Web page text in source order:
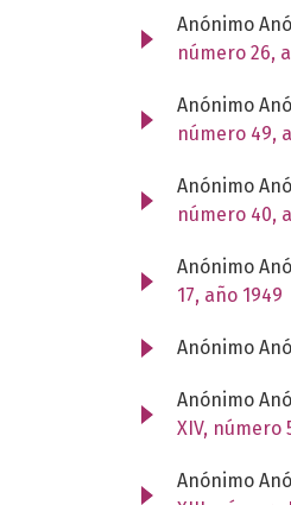
Anónimo
número 26,
Anónimo
número 49,
Anónimo
número 40,
Anónimo
17, año 1949
Anónimo
Anónimo
XIV, número
Anónimo